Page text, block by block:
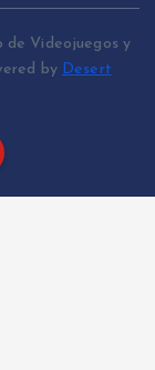
Videojuegos y
by Desert